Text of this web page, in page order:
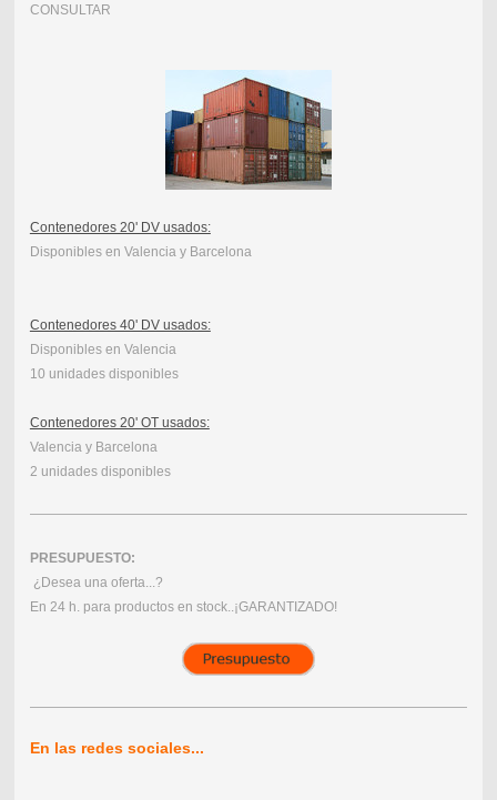
CONSULTAR
Contenedores 20' DV usados:
Disponibles en Valencia y Barcelona
Contenedores 40' DV usados:
Disponibles en Valencia
10 unidades disponibles
Contenedores 20' OT usados:
Valencia y Barcelona
2 unidades disponibles
PRESUPUESTO:
¿Desea una oferta...?
En 24 h. para productos en stock..¡GARANTIZADO!
En las redes sociales...